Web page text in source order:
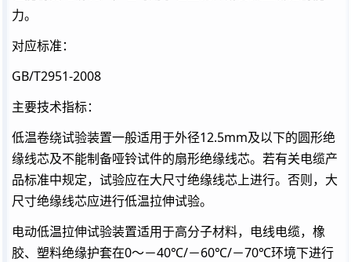
力。
对应标准：
GB/T2951-2008
主要技术指标：
低温卷绕试验装置一般适用于外径12.5mm及以下的圆形绝
缘线芯及不能制备哑铃试件的扇形绝缘线芯。若有关电缆产
品标准中规定，试验应在大尺寸绝缘线芯上进行。否则，大
尺寸绝缘线芯应进行低温拉伸试验。
电动低温拉伸试验装置适用于高分子材料，电线电缆，橡
胶、塑料绝缘护套在0～－40℃/－60℃/－70℃环境下进行